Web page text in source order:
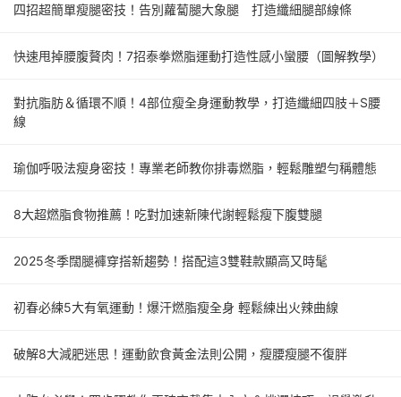
四招超簡單瘦腿密技！告別蘿蔔腿大象腿 打造纖細腿部線條
快速甩掉腰腹贅肉！7招泰拳燃脂運動打造性感小蠻腰（圖解教學）
對抗脂肪＆循環不順！4部位瘦全身運動教學，打造纖細四肢＋S腰
線
瑜伽呼吸法瘦身密技！專業老師教你排毒燃脂，輕鬆雕塑勻稱體態
8大超燃脂食物推薦！吃對加速新陳代謝輕鬆瘦下腹雙腿
2025冬季闊腿褲穿搭新趨勢！搭配這3雙鞋款顯高又時髦
初春必練5大有氧運動！爆汗燃脂瘦全身 輕鬆練出火辣曲線
破解8大減肥迷思！運動飲食黃金法則公開，瘦腰瘦腿不復胖